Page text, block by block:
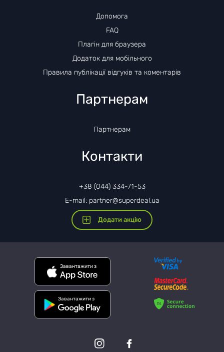
Допомога
FAQ
Плагін для браузера
Додаток для мобільного
Правила публікації відгуків та коментарів
Партнерам
Партнерам
Контакти
+38 (044) 334-71-53
E-mail: partner@superdeal.ua
Додати акцію
Завантажити з
Завантажити з